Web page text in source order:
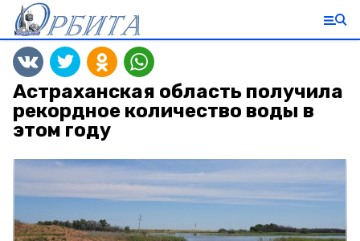
Астраханская область получила
рекордное количество воды в
этом году